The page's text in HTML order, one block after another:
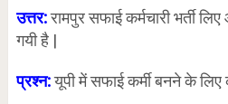
उत्तर:रामपुर सफाई कर्मचारी भर्ती
गयी है |
प्रश्न:यूपी में सफाई कर्मी बनने के लिए